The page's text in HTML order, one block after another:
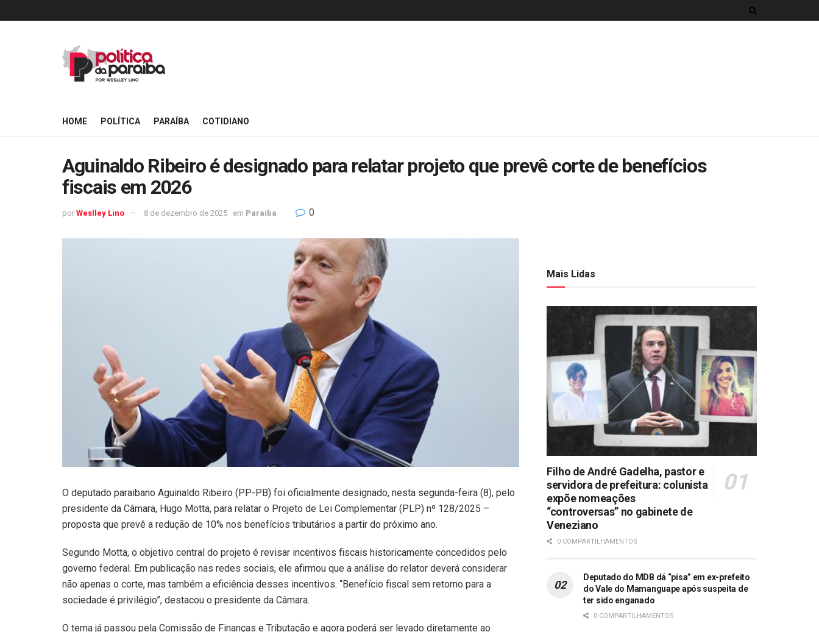
HOME POLÍTICA PARAÍBA COTIDIANO
Aguinaldo Ribeiro é designado para relatar projeto que prevê corte de benefícios
fiscais em 2026
por Weslley Lino 8 de dezembro de 2025 em Paraíba 0
O deputado paraibano Aguinaldo Ribeiro (PP-PB) foi oficialmente designado, nesta segunda-feira (8), pelo
presidente da Câmara, Hugo Motta, para relatar o Projeto de Lei Complementar (PLP) nº 128/2025 –
proposta que prevê a redução de 10% nos benefícios tributários a partir do próximo ano.
Segundo Motta, o objetivo central do projeto é revisar incentivos fiscais historicamente concedidos pelo
governo federal. Em publicação nas redes sociais, ele afirmou que a análise do relator deverá considerar
não apenas o corte, mas também a eficiência desses incentivos. “Benefício fiscal sem retorno para a
sociedade é privilégio”, destacou o presidente da Câmara.
O tema já passou pela Comissão de Finanças e Tributação e agora poderá ser levado diretamente ao
Mais Lidas
Filho de André Gadelha, pastor e
servidora de prefeitura: colunista
expõe nomeações
“controversas” no gabinete de
Veneziano
0 COMPARTILHAMENTOS
Deputado do MDB dá “pisa” em ex-prefeito
do Vale do Mamanguape após suspeita de
ter sido enganado
0 COMPARTILHAMENTOS